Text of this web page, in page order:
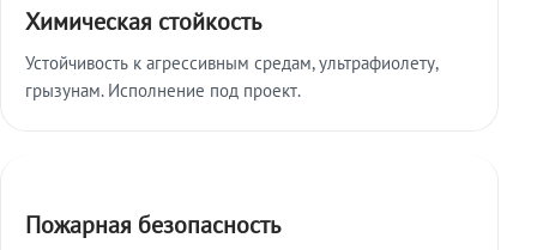
Химическая стойкость
Устойчивость к агрессивным средам, ультрафиолету,
грызунам. Исполнение под проект.
Пожарная безопасность